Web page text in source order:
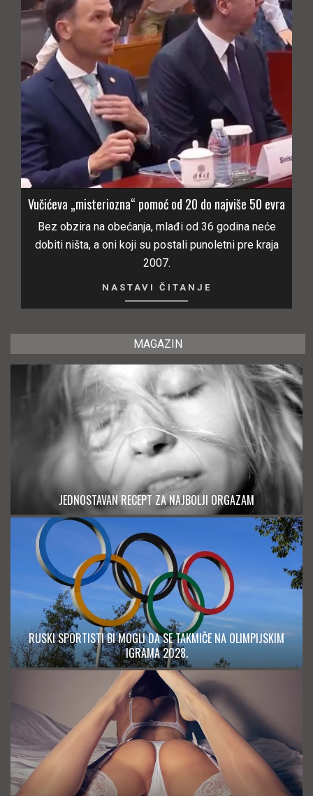
Vučićeva „misteriozna“ pomoć od 20 do najviše 50 evra
Bez obzira na obećanja, mlađi od 36 godina neće
dobiti ništa, a oni koji su postali punoletni pre kraja
2007.
NASTAVI ČITANJE
MAGAZIN
JEDNOSTAVAN RECEPT ZA NAJBOLJI ORGAZAM
RUSKI SPORTISTI BI MOGLI DA SE TAKMIČE NA OLIMPIJSKIM
IGRAMA 2028.